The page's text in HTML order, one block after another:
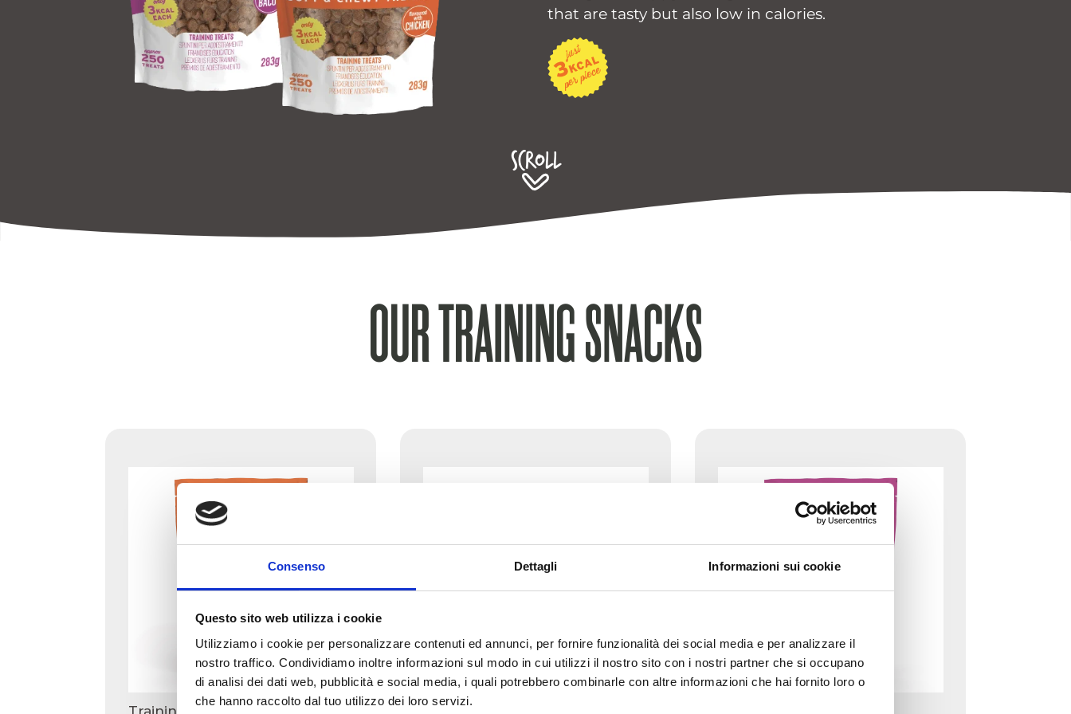
Consenso Dettagli Informazioni sui cookie
Questo sito web utilizza i cookie
Utilizziamo i cookie per personalizzare contenuti ed annunci, per fornire funzionalità dei social media e per analizzare il
nostro traffico. Condividiamo inoltre informazioni sul modo in cui utilizzi il nostro sito con i nostri partner che si occupano
di analisi dei dati web, pubblicità e social media, i quali potrebbero combinarle con altre informazioni che hai fornito loro o
che hanno raccolto dal tuo utilizzo dei loro servizi.
that are tasty but also low in calories.
Scroll
OUR TRAINING SNACKS